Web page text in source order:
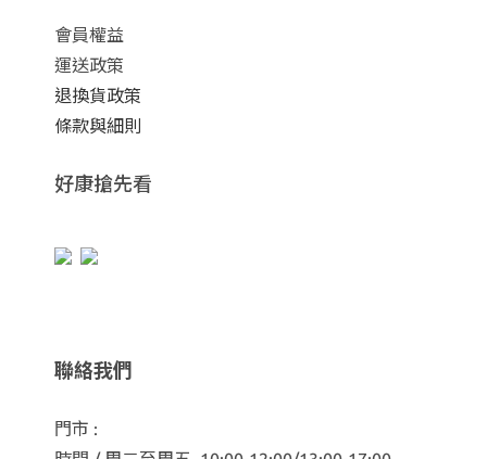
會員權益
運送政策
退換貨政策
條款與細則
好康搶先看
聯絡我們
門市 :